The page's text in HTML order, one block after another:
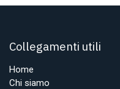
Collegamenti utili
Home
Chi siamo